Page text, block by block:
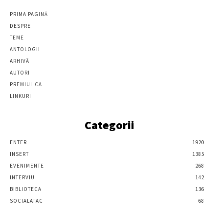
PRIMA PAGINĂ
DESPRE
TEME
ANTOLOGII
ARHIVĂ
AUTORI
PREMIUL CA
LINKURI
Categorii
ENTER
1920
INSERT
1385
EVENIMENTE
268
INTERVIU
142
BIBLIOTECA
136
SOCIALATAC
68